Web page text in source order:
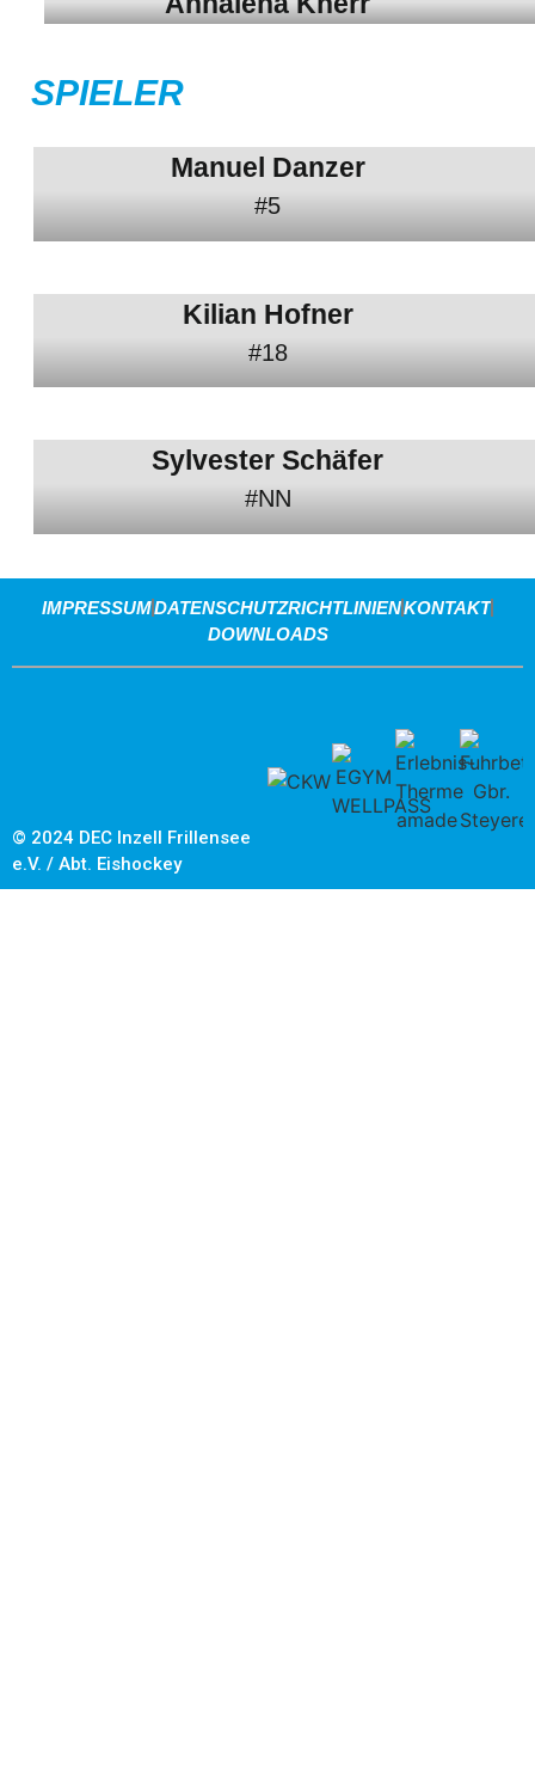
SPIELER
Manuel Danzer
#5
Kilian Hofner
#18
Sylvester Schäfer
#NN
IMPRESSUMDATENSCHUTZRICHTLINIENKONTAKT
DOWNLOADS
© 2024 DEC Inzell Frillensee
e.V. / Abt. Eishockey